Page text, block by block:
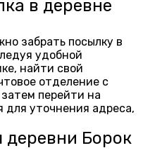
в деревне
забрать посылку в
удобной
найти свой
отделение с
перейти на
для уточнения адреса,
деревни Борок